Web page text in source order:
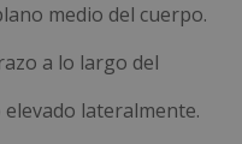
medio del cuerpo.
a lo largo del
lateralmente.